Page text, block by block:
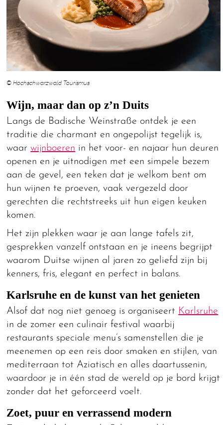
© Hochschwarzwald Tourismus
Wijn, maar dan op z’n Duits
Langs de Badische Weinstraße ontdek je een
traditie die charmant en ongepolijst tegelijk is,
waarwijnboeren in het voor- en najaar hun deuren
openen en je uitnodigen met een simpele bezem
aan de gevel, een teken dat je welkom bent om
hun wijnen te proeven, vaak vergezeld door
gerechten die rechtstreeks uit hun eigen keuken
komen.
Het zijn plekken waar je aan lange tafels zit,
gesprekken vanzelf ontstaan en je ineens begrijpt
waarom Duitse wijnen al jaren zo geliefd zijn bij
kenners, fris, elegant en perfect in balans.
Karlsruhe en de kunst van het genieten
Alsof dat nog niet genoeg is organiseert Karlsruhe
in de zomer een culinair festival waarbij
restaurants speciale menu’s samenstellen die je
meenemen op een reis door smaken en stijlen, van
mediterraan tot Aziatisch en alles daartussenin,
waardoor je in één stad de wereld op je bord krijgt
zonder dat het geforceerd voelt.
Zoet, puur en verrassend modern